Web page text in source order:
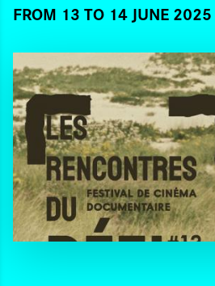
FROM 13 TO 14 JUNE 2025